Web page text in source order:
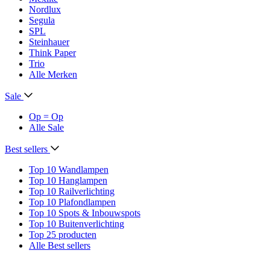
Nordlux
Segula
SPL
Steinhauer
Think Paper
Trio
Alle Merken
Sale
Op = Op
Alle Sale
Best sellers
Top 10 Wandlampen
Top 10 Hanglampen
Top 10 Railverlichting
Top 10 Plafondlampen
Top 10 Spots & Inbouwspots
Top 10 Buitenverlichting
Top 25 producten
Alle Best sellers